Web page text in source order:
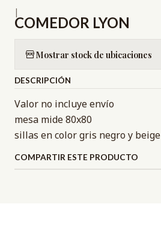
|
COMEDOR LYON
Mostrar stock de ubicaciones
DESCRIPCIÓN
Valor no incluye envío
mesa mide 80x80
sillas en color gris negro y beige
COMPARTIR ESTE PRODUCTO